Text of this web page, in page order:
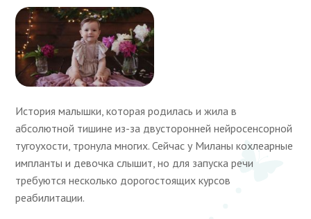
История малышки, которая родилась и жила в
абсолютной тишине из-за двусторонней нейросенсорной
тугоухости, тронула многих. Сейчас у Миланы кохлеарные
импланты и девочка слышит, но для запуска речи
требуются несколько дорогостоящих курсов
реабилитации.